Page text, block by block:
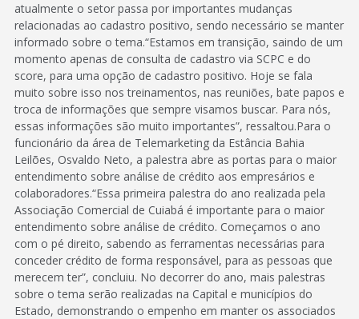
atualmente o setor passa por importantes mudanças
relacionadas ao cadastro positivo, sendo necessário se manter
informado sobre o tema.“Estamos em transição, saindo de um
momento apenas de consulta de cadastro via SCPC e do
score, para uma opção de cadastro positivo. Hoje se fala
muito sobre isso nos treinamentos, nas reuniões, bate papos e
troca de informações que sempre visamos buscar. Para nós,
essas informações são muito importantes”, ressaltou.Para o
funcionário da área de Telemarketing da Estância Bahia
Leilões, Osvaldo Neto, a palestra abre as portas para o maior
entendimento sobre análise de crédito aos empresários e
colaboradores.“Essa primeira palestra do ano realizada pela
Associação Comercial de Cuiabá é importante para o maior
entendimento sobre análise de crédito. Começamos o ano
com o pé direito, sabendo as ferramentas necessárias para
conceder crédito de forma responsável, para as pessoas que
merecem ter”, concluiu. No decorrer do ano, mais palestras
sobre o tema serão realizadas na Capital e municípios do
Estado, demonstrando o empenho em manter os associados